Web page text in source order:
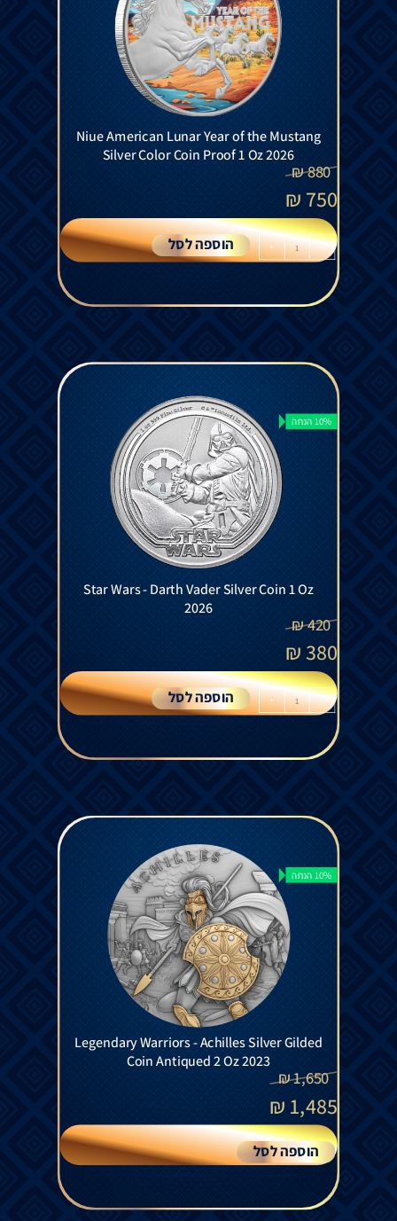
Niue American Lunar Year of the Mustang
Silver Color Coin Proof 1 Oz 2026
880
₪
750
₪
-
+ הוספה לסל
10% הנחה
Star Wars - Darth Vader Silver Coin 1 Oz
2026
420
₪
380
₪
-
+ הוספה לסל
10% הנחה
Legendary Warriors - Achilles Silver Gilded
Coin Antiqued 2 Oz 2023
1,650
₪
1,485
₪
הוספה לסל